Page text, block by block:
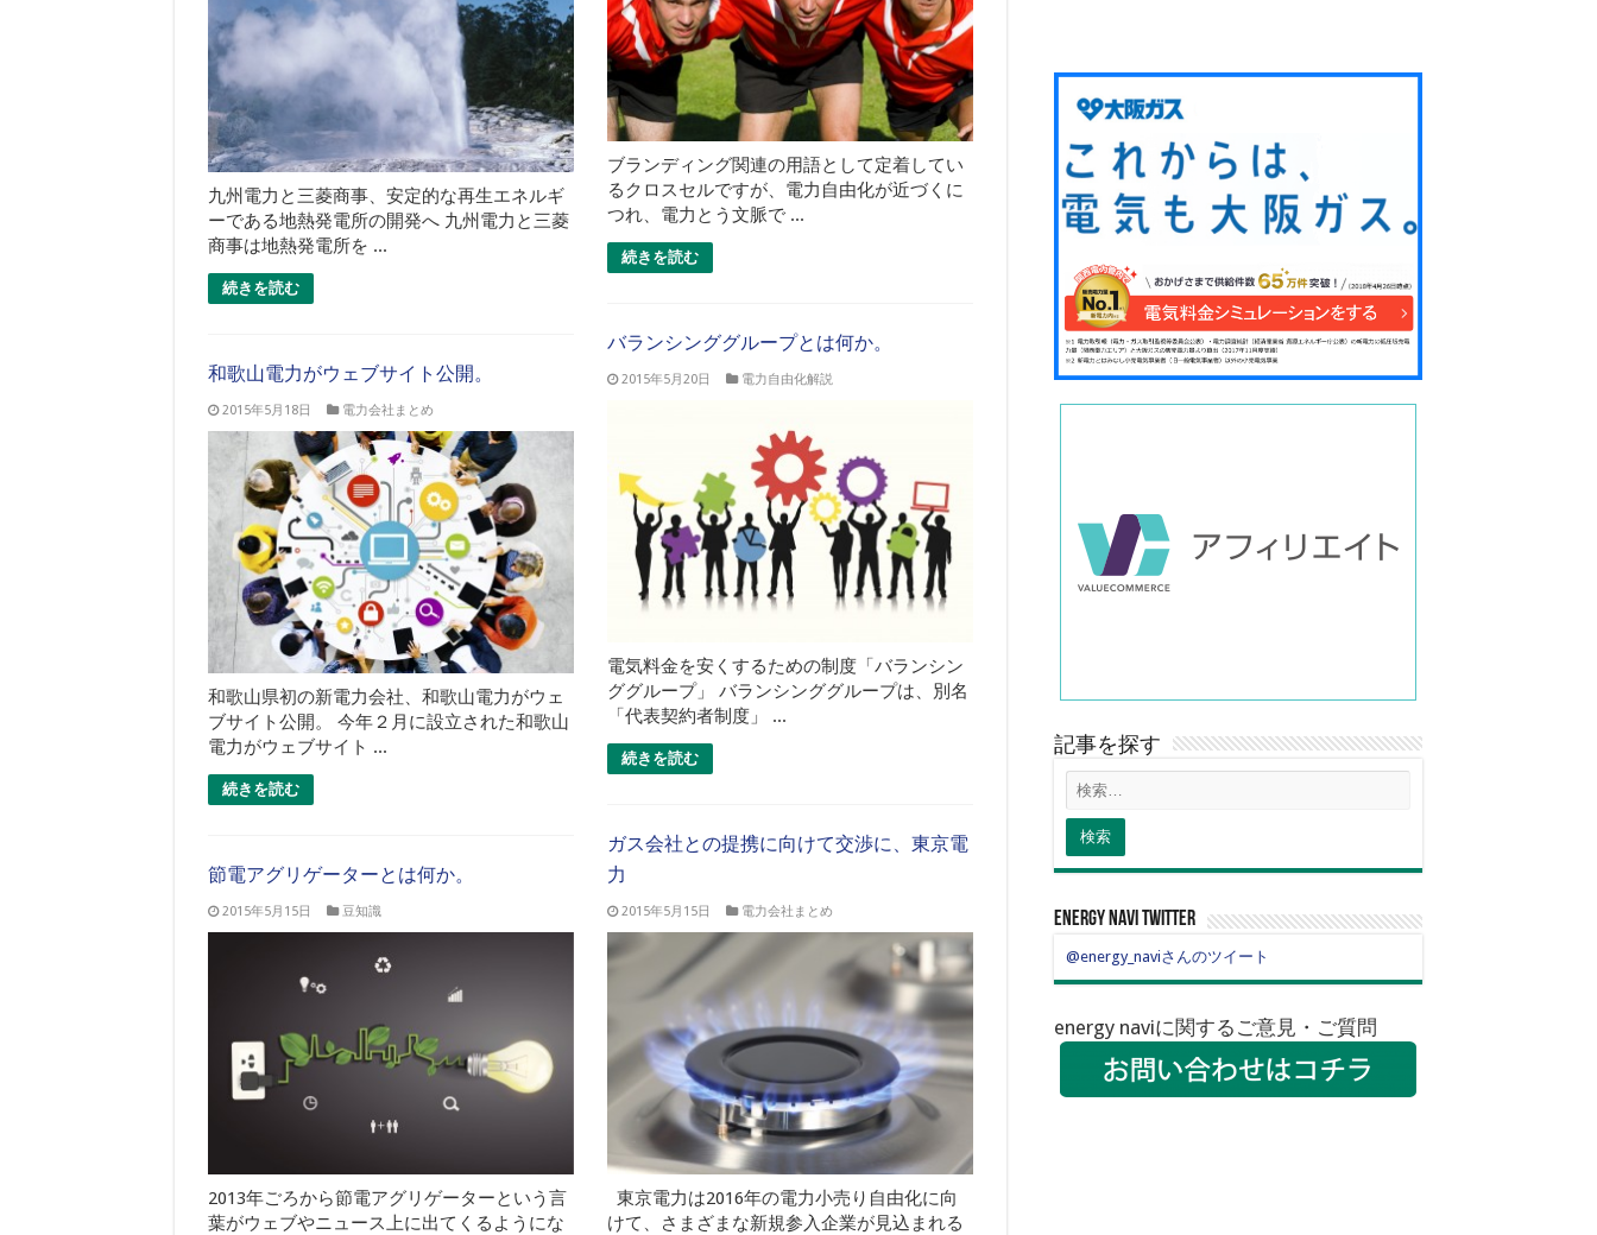
九州電力と三菱商事、安定的な再生エネルギ
ーである地熱発電所の開発へ 九州電力と三菱
商事は地熱発電所を ...
続きを読む
ブランディング関連の用語として定着してい
るクロスセルですが、電力自由化が近づくに
つれ、電力とう文脈で ...
続きを読む
バランシンググループとは何か。
2015年5月20日 電力自由化解説
電気料金を安くするための制度「バランシン
ググループ」 バランシンググループは、別名
「代表契約者制度」 ...
続きを読む
和歌山電力がウェブサイト公開。
2015年5月18日 電力会社まとめ
和歌山県初の新電力会社、和歌山電力がウェ
ブサイト公開。 今年２月に設立された和歌山
電力がウェブサイト ...
続きを読む
ガス会社との提携に向けて交渉に、東京電
力
2015年5月15日 電力会社まとめ
東京電力は2016年の電力小売り自由化に向
けて、さまざまな新規参入企業が見込まれる
節電アグリゲーターとは何か。
2015年5月15日 豆知識
2013年ごろから節電アグリゲーターという言
葉がウェブやニュース上に出てくるようにな
記事を探す
energy navi twitter
@energy_naviさんのツイート
energy naviに関するご意見・ご質問